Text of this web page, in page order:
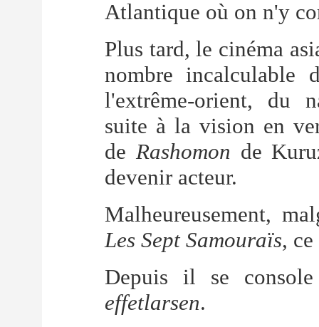
Atlantique où on n'y
Plus tard, le cinéma
nombre
l'extrême-orient, du
suite à la vision en
de Rashomon de
devenir acteur.
Malheureusement,
Les Sept Samouraïs,
Depuis il se
effetlarsen.